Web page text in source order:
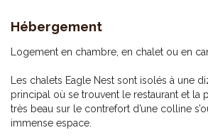
Hébergement
Logement en chambre, en chalet ou en
Les chalets Eagle Nest sont isolés à une
principal où se trouvent le restaurant et la
très beau sur le contrefort d’une colline
immense espace.